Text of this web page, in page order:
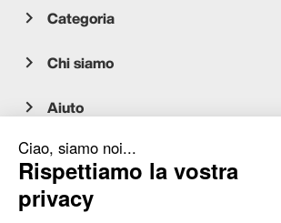
Categoria
Chi siamo
Aiuto
Servizio clienti